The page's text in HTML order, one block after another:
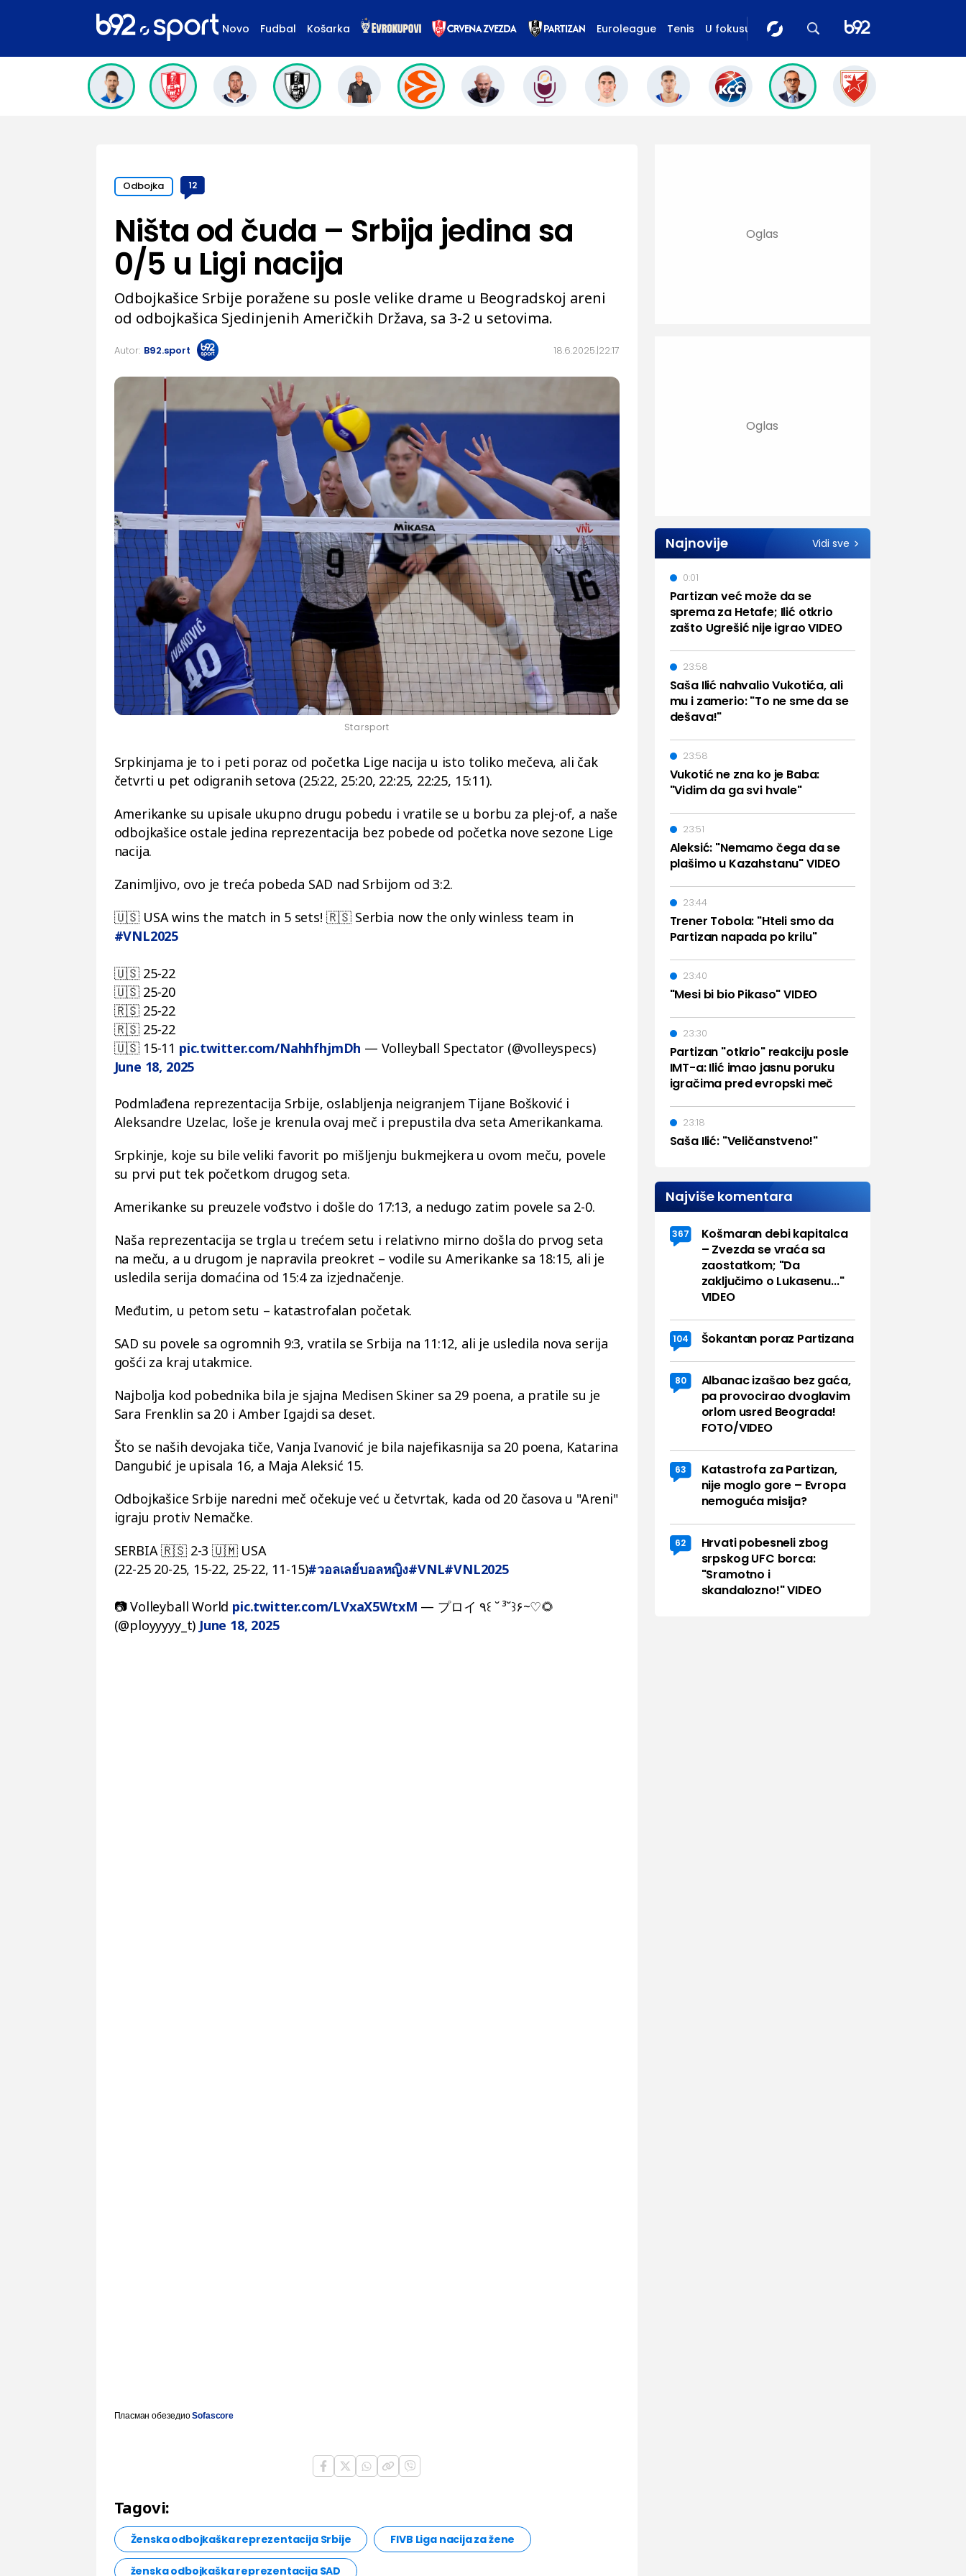
Novo Fudbal Košarka Euroleague Tenis U fokusu
Odbojka 12
18.6.2025. 22:17
Ništa od čuda – Srbija jedina sa
0/5 u Ligi nacija
Odbojkašice Srbije poražene su posle velike drame u Beogradskoj areni
od odbojkašica Sjedinjenih Američkih Država, sa 3-2 u setovima.
Autor: B92.sport
Starsport
Srpkinjama je to i peti poraz od početka Lige nacija u isto toliko mečeva, ali čak
četvrti u pet odigranih setova (25:22, 25:20, 22:25, 22:25, 15:11).
Amerikanke su upisale ukupno drugu pobedu i vratile se u borbu za plej-of, a naše
odbojkašice ostale jedina reprezentacija bez pobede od početka nove sezone Lige
nacija.
Zanimljivo, ovo je treća pobeda SAD nad Srbijom od 3:2.
🇺🇸 USA wins the match in 5 sets! 🇷🇸 Serbia now the only winless team in
#VNL2025
🇺🇸 25-22
🇺🇸 25-20
🇷🇸 25-22
🇷🇸 25-22
🇺🇸 15-11 pic.twitter.com/NahhfhjmDh — Volleyball Spectator (@volleyspecs)
June 18, 2025
Podmlađena reprezentacija Srbije, oslabljenja neigranjem Tijane Bošković i
Aleksandre Uzelac, loše je krenula ovaj meč i prepustila dva seta Amerikankama.
Srpkinje, koje su bile veliki favorit po mišljenju bukmejkera u ovom meču, povele
su prvi put tek početkom drugog seta.
Amerikanke su preuzele vođstvo i došle do 17:13, a nedugo zatim povele sa 2-0.
Naša reprezentacija se trgla u trećem setu i relativno mirno došla do prvog seta
na meču, a u drugom je napravila preokret – vodile su Amerikanke sa 18:15, ali je
usledila serija domaćina od 15:4 za izjednačenje.
Međutim, u petom setu – katastrofalan početak.
SAD su povele sa ogromnih 9:3, vratila se Srbija na 11:12, ali je usledila nova serija
gošći za kraj utakmice.
Najbolja kod pobednika bila je sjajna Medisen Skiner sa 29 poena, a pratile su je
Sara Frenklin sa 20 i Amber Igajdi sa deset.
Što se naših devojaka tiče, Vanja Ivanović je bila najefikasnija sa 20 poena, Katarina
Dangubić je upisala 16, a Maja Aleksić 15.
Odbojkašice Srbije naredni meč očekuje već u četvrtak, kada od 20 časova u "Areni"
igraju protiv Nemačke.
SERBIA 🇷🇸 2-3 🇺🇲 USA
(22-25 20-25, 15-22, 25-22, 11-15)#วอลเลย์บอลหญิง#VNL#VNL2025
📷 Volleyball World pic.twitter.com/LVxaX5WtxM — プロイ ٩꒰ ˘ ³˘꒱۶~♡🌻
(@ployyyyy_t) June 18, 2025
Пласман обезедиоSofascore
Tagovi:
Ženska odbojkaška reprezentacija Srbije FIVB Liga nacija za žene
ženska odbojkaška reprezentacija SAD
Najnovije Vidi sve
Partizan već može da se
sprema za Hetafe; Ilić otkrio
zašto Ugrešić nije igrao VIDEO
0:01
Saša Ilić nahvalio Vukotića, ali
mu i zamerio: "To ne sme da se
dešava!"
23:58
Vukotić ne zna ko je Baba:
"Vidim da ga svi hvale"
23:58
Aleksić: "Nemamo čega da se
plašimo u Kazahstanu" VIDEO
23:51
Trener Tobola: "Hteli smo da
Partizan napada po krilu"
23:44
"Mesi bi bio Pikaso" VIDEO
23:40
Partizan "otkrio" reakciju posle
IMT-a: Ilić imao jasnu poruku
igračima pred evropski meč
23:30
Saša Ilić: "Veličanstveno!"
23:18
Najviše komentara
367
Košmaran debi kapitalca
– Zvezda se vraća sa
zaostatkom; "Da
zaključimo o Lukasenu..."
VIDEO
104 Šokantan poraz Partizana
80
Albanac izašao bez gaća,
pa provocirao dvoglavim
orlom usred Beograda!
FOTO/VIDEO
63
Katastrofa za Partizan,
nije moglo gore – Evropa
nemoguća misija?
62
Hrvati pobesneli zbog
srpskog UFC borca:
"Sramotno i
skandalozno!" VIDEO